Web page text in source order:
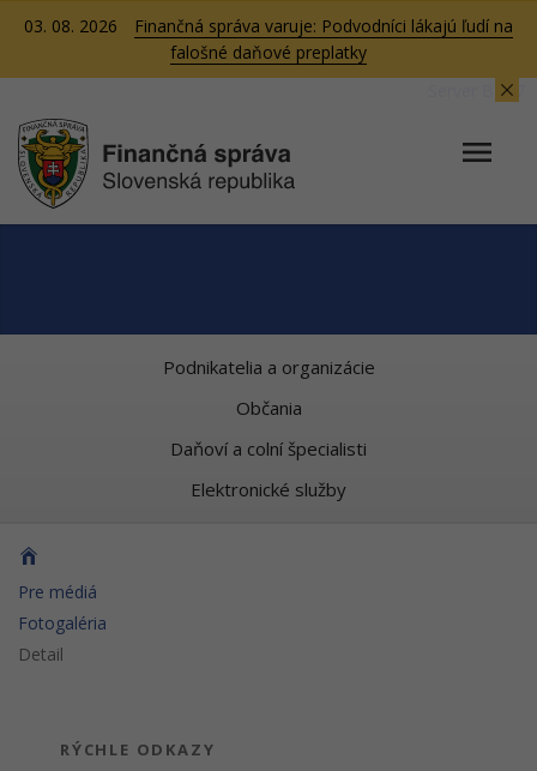
03. 08. 2026
Finančná správa varuje: Podvodníci lákajú ľudí na
falošné daňové preplatky
Server BB07
Podnikatelia a organizácie
Občania
Daňoví a colní špecialisti
Elektronické služby
Pre médiá
Fotogaléria
Detail
RÝCHLE ODKAZY